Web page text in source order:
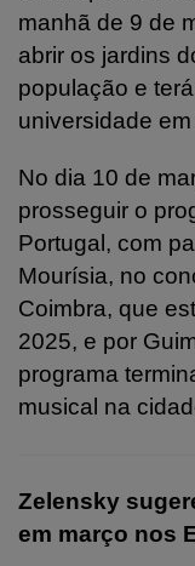
manhã de 9 de
abrir os jardins
população e
universidade
No dia 10 de
prosseguir o
Portugal, com
Mourísia, no
Coimbra, que
2025, e por
programa
musical na
Zelensky
em março nos